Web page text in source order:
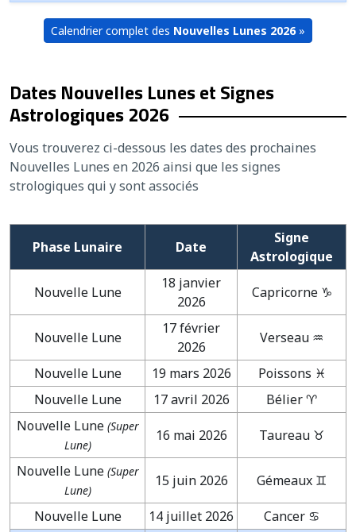
Calendrier complet des Nouvelles Lunes 2026»
Dates Nouvelles Lunes et Signes
Astrologiques 2026
Vous trouverez ci-dessous les dates des prochaines
Nouvelles Lunes en 2026 ainsi que les signes
strologiques qui y sont associés
Phase Lunaire Date
Signe
Astrologique
Nouvelle Lune
18 janvier
2026
Capricorne ♑
Nouvelle Lune
17 février
2026
Verseau ♒
Nouvelle Lune 19 mars 2026
Poissons ♓
Nouvelle Lune
17 avril 2026
Bélier ♈
Nouvelle Lune (Super
Lune)
16 mai 2026 Taureau ♉
Nouvelle Lune (Super
Lune)
15 juin 2026 Gémeaux ♊
Nouvelle Lune 14 juillet 2026
Cancer ♋